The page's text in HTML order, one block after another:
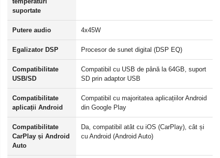
suportate
Putere audio 4x45W
Egalizator DSP Procesor de sunet digital (DSP EQ)
Compatibilitate
USB/SD
Compatibil cu USB de până la 64GB, suport
SD prin adaptor USB
Compatibilitate
aplicații Android
Compatibil cu majoritatea aplicațiilor Android
din Google Play
Compatibilitate
CarPlay și Android
Auto
Da, compatibil atât cu iOS (CarPlay), cât și
cu Android (Android Auto)